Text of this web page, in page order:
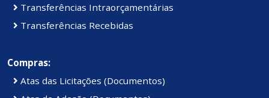
Transferências Intraorçamentárias
Transferências Recebidas
Compras:
Atas das Licitações (Documentos)